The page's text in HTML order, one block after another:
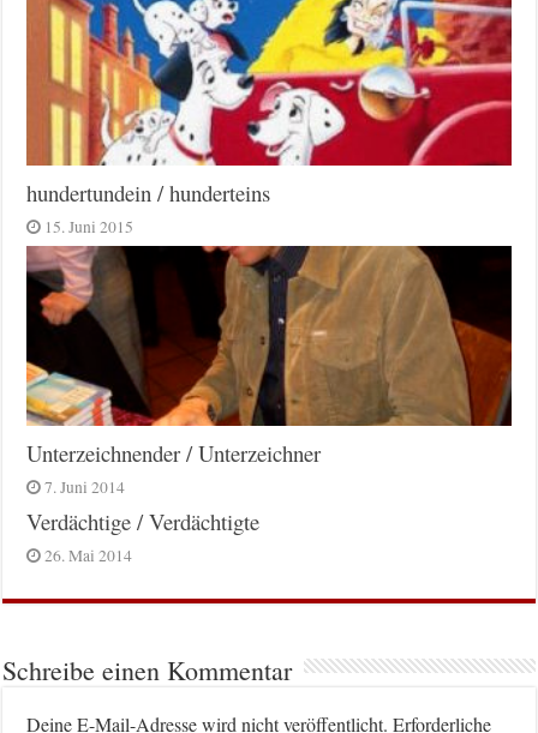
hundertundein / hunderteins
15. Juni 2015
Unterzeichnender / Unterzeichner
7. Juni 2014
Verdächtige / Verdächtigte
26. Mai 2014
Schreibe einen Kommentar
Deine E-Mail-Adresse wird nicht veröffentlicht. Erforderliche